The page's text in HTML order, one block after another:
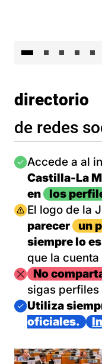
directorio
de redes
Imagen
Accede a al
Castilla-La
en
los
Imagen
El logo de la
parecer
un
siempre lo es
que la
Imagen
No
sigas
Imagen
Utiliza
oficiales.